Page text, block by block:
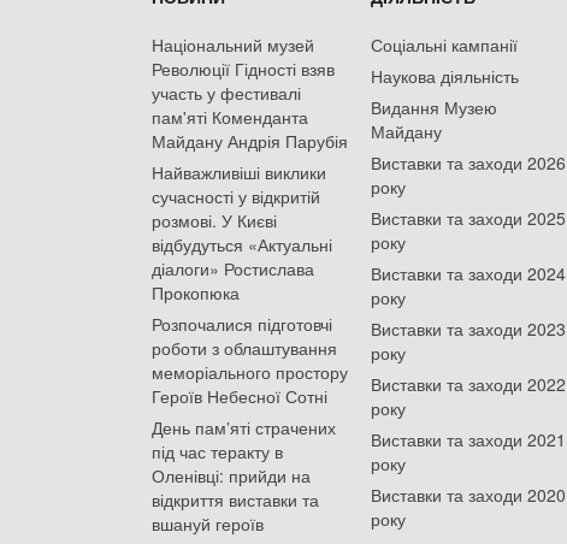
Національний музей
Революції Гідності взяв
участь у фестивалі
пам'яті Коменданта
Майдану Андрія Парубія
Найважливіші виклики
сучасності у відкритій
розмові. У Києві
відбудуться «Актуальні
діалоги» Ростислава
Прокопюка
Розпочалися підготовчі
роботи з облаштування
меморіального простору
Героїв Небесної Сотні
День памʼяті страчених
під час теракту в
Оленівці: прийди на
відкриття виставки та
вшануй героїв
Соціальні кампанії
Наукова діяльність
Видання Музею
Майдану
Виставки та заходи 2026
року
Виставки та заходи 2025
року
Виставки та заходи 2024
року
Виставки та заходи 2023
року
Виставки та заходи 2022
року
Виставки та заходи 2021
року
Виставки та заходи 2020
року